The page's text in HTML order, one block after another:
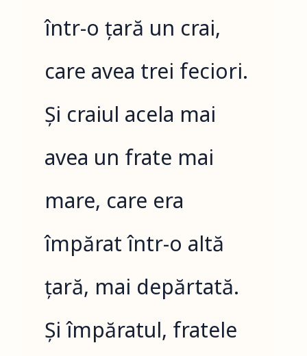
într-o țară un crai,
care avea trei feciori.
Și craiul acela mai
avea un frate mai
mare, care era
împărat într-o altă
țară, mai depărtată.
Și împăratul, fratele